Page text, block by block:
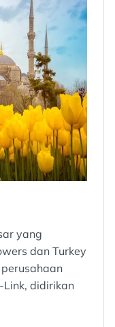
yang
dan Turkey
Link, didirikan